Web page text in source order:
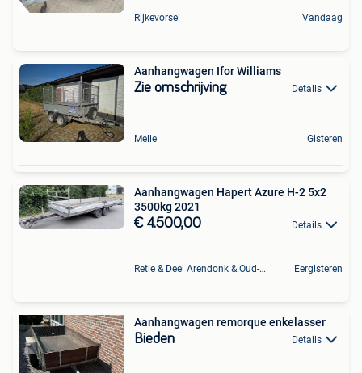
Rijkevorsel Vandaag
Aanhangwagen Ifor Williams
Zie omschrijving Details
Melle Gisteren
Aanhangwagen Hapert Azure H-2 5x2
3500kg 2021
€ 4.500,00 Details
Retie & Deel Arendonk & Oud-Turnhout Eergisteren
Aanhangwagen remorque enkelasser
Bieden Details